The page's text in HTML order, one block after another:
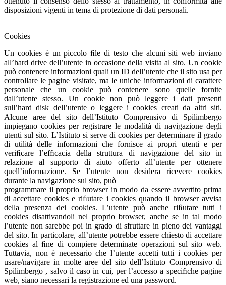
disposizioni vigenti in tema di protezione di dati personali.
Cookies
Un cookies è un piccolo ﬁle di testo che alcuni siti web inviano
all’hard drive dell’utente in occasione della visita al sito. Un cookie
può contenere informazioni quali un ID dell’utente che il sito usa per
controllare le pagine visitate, ma le uniche informazioni di carattere
personale che un cookie può contenere sono quelle fornite
dall’utente stesso. Un cookie non può leggere i dati presenti
sull’hard disk dell’utente o leggere i cookies creati da altri siti.
Alcune aree del sito dell’Istituto Comprensivo di Spilimbergo
impiegano cookies per registrare le modalità di navigazione degli
utenti sul sito. L’Istituto si serve di cookies per determinare il grado
di utilità delle informazioni che fornisce ai propri utenti e per
veriﬁcare l’efﬁcacia della struttura di navigazione del sito in
relazione al supporto di aiuto offerto all’utente per ottenere
quell’informazione. Se l’utente non desidera ricevere cookies
durante la navigazione sul sito, può
programmare il proprio browser in modo da essere avvertito prima
di accettare cookies e riﬁutare i cookies quando il browser avvisa
della presenza dei cookies. L’utente può anche riﬁutare tutti i
cookies disattivandoli nel proprio browser, anche se in tal modo
l’utente non sarebbe poi in grado di sfruttare in pieno dei vantaggi
del sito. In particolare, all’utente potrebbe essere chiesto di accettare
cookies al ﬁne di compiere determinate operazioni sul sito web.
Tuttavia, non è necessario che l’utente accetti tutti i cookies per
usare/navigare in molte aree del sito dell’Istituto Comprensivo di
Spilimbergo , salvo il caso in cui, per l’accesso a speciﬁche pagine
web, siano necessari la registrazione ed una password.